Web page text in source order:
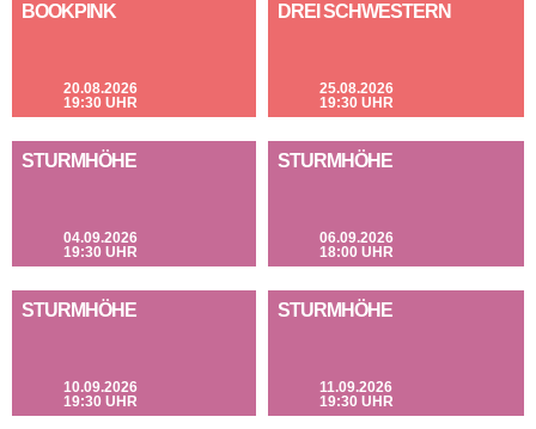
BOOKPINK
20.08.2026
19:30 UHR
DREI SCHWESTERN
25.08.2026
19:30 UHR
STURMHÖHE
04.09.2026
19:30 UHR
STURMHÖHE
06.09.2026
18:00 UHR
STURMHÖHE
10.09.2026
19:30 UHR
STURMHÖHE
11.09.2026
19:30 UHR